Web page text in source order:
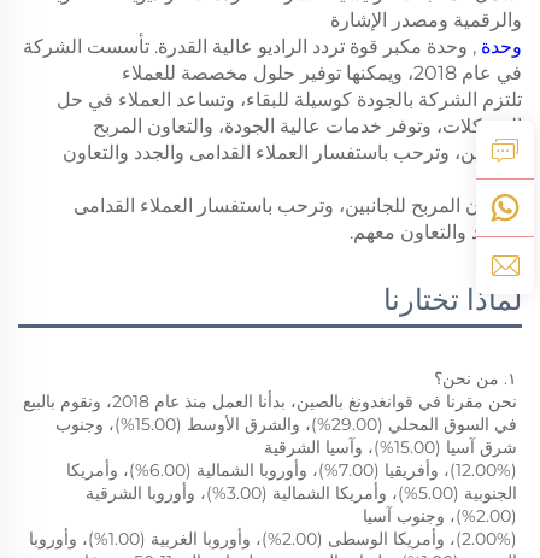
والرقمية ومصدر الإشارة
وحدة , وحدة مكبر قوة تردد الراديو عالية القدرة. تأسست الشركة
في عام 2018، ويمكنها توفير حلول مخصصة للعملاء
تلتزم الشركة بالجودة كوسيلة للبقاء، وتساعد العملاء في حل
المشكلات، وتوفر خدمات عالية الجودة، والتعاون المربح
للجانبين، وترحب باستفسار العملاء القدامى والجدد والتعاون
معهم.
التعاون المربح للجانبين، وترحب باستفسار العملاء القدامى
والجدد والتعاون معهم.
لماذا تختارنا
١. من نحن؟
شرق آسيا (15.00%)، وآسيا الشرقية
(2.00%)، وجنوب آسيا